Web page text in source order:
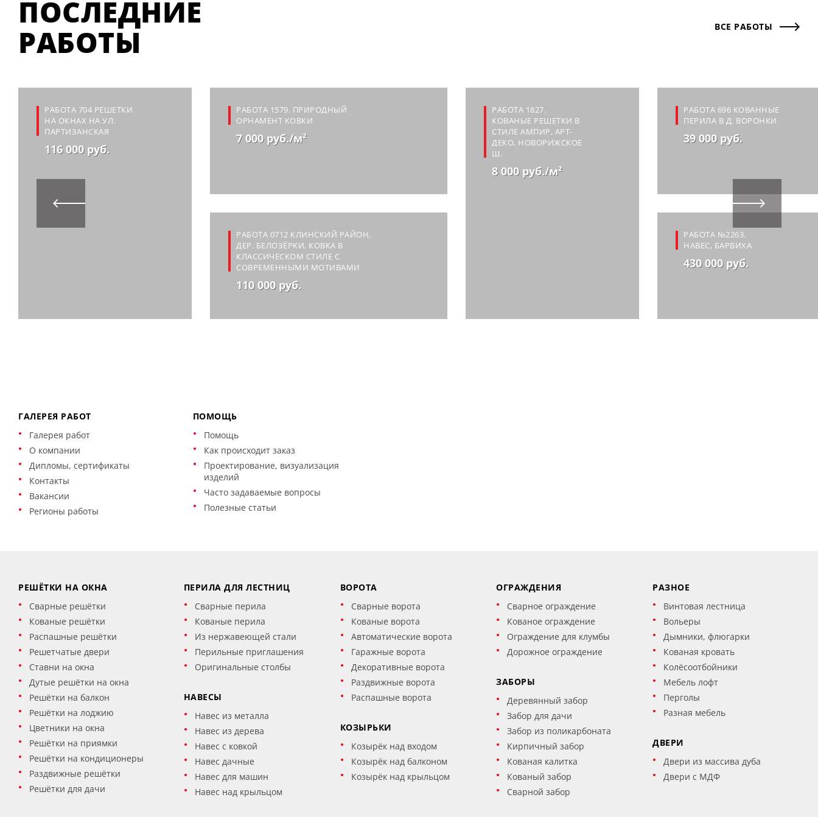
ПОСЛЕДНИЕ
РАБОТЫ
ВСЕ РАБОТЫ
РАБОТА 704 РЕШЕТКИ
НА ОКНАХ НА УЛ.
ПАРТИЗАНСКАЯ
116 000 руб.
РАБОТА 1579. ПРИРОДНЫЙ
ОРНАМЕНТ КОВКИ
7 000 руб./м²
РАБОТА 0712 КЛИНСКИЙ РАЙОН,
ДЕР. БЕЛОЗЁРКИ, КОВКА В
КЛАССИЧЕСКОМ СТИЛЕ С
СОВРЕМЕННЫМИ МОТИВАМИ
110 000 руб.
РАБОТА 1827.
КОВАНЫЕ РЕШЕТКИ В
СТИЛЕ АМПИР, АРТ-
ДЕКО, НОВОРИЖСКОЕ
Ш.
8 000 руб./м²
РАБОТА 696 КОВАННЫЕ
ПЕРИЛА В Д. ВОРОНКИ
39 000 руб.
РАБОТА №2263.
НАВЕС, БАРВИХА
430 000 руб.
ГАЛЕРЕЯ РАБОТ
Галерея работ
О компании
Дипломы, сертификаты
Контакты
Вакансии
Регионы работы
ПОМОЩЬ
Помощь
Как происходит заказ
Проектирование, визуализация
изделий
Часто задаваемые вопросы
Полезные статьи
РЕШЁТКИ НА ОКНА
Сварные решётки
Кованые решётки
Распашные решётки
Решетчатые двери
Ставни на окна
Дутые решётки на окна
Решётки на балкон
Решётки на лоджию
Цветники на окна
Решётки на приямки
Решётки на кондиционеры
Раздвижные решётки
Решётки для дачи
ПЕРИЛА ДЛЯ ЛЕСТНИЦ
Сварные перила
Кованые перила
Из нержавеющей стали
Перильные приглашения
Оригинальные столбы
НАВЕСЫ
Навес из металла
Навес из дерева
Навес с ковкой
Навес дачные
Навес для машин
Навес над крыльцом
ВОРОТА
Сварные ворота
Кованые ворота
Автоматические ворота
Гаражные ворота
Декоративные ворота
Раздвижные ворота
Распашные ворота
КОЗЫРЬКИ
Козырёк над входом
Козырёк над балконом
Козырёк над крыльцом
ОГРАЖДЕНИЯ
Сварное ограждение
Кованое ограждение
Ограждение для клумбы
Дорожное ограждение
ЗАБОРЫ
Деревянный забор
Забор для дачи
Забор из поликарбоната
Кирпичный забор
Кованая калитка
Кованый забор
Сварной забор
РАЗНОЕ
Винтовая лестница
Вольеры
Дымники, флюгарки
Кованая кровать
Колёсоотбойники
Мебель лофт
Перголы
Разная мебель
ДВЕРИ
Двери из массива дуба
Двери с МДФ